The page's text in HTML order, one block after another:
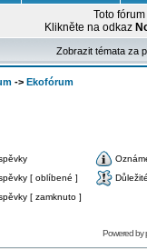
Toto
Klikněte na odkaz
Zobrazit témata za
-> Ekofórum
[ oblíbené ]
[ zamknuto ]
Powered by